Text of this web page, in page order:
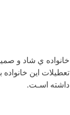
خانواده ي شاد و
تعطیلات این
داشته اسـت.